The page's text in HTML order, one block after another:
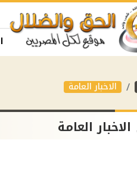
الاخبار العامة
الاخبار العامة